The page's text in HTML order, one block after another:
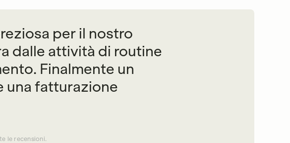
per il nostro
dalle attività di routine
Finalmente un
una fatturazione
le recensioni.